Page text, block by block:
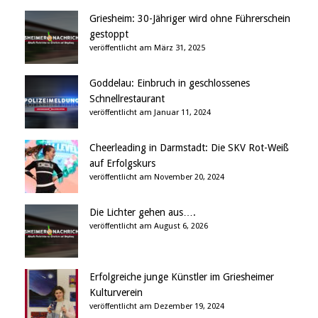
Griesheim: 30-Jähriger wird ohne Führerschein
gestoppt
veröffentlicht am März 31, 2025
Goddelau: Einbruch in geschlossenes
Schnellrestaurant
veröffentlicht am Januar 11, 2024
Cheerleading in Darmstadt: Die SKV Rot-Weiß
auf Erfolgskurs
veröffentlicht am November 20, 2024
Die Lichter gehen aus….
veröffentlicht am August 6, 2026
Erfolgreiche junge Künstler im Griesheimer
Kulturverein
veröffentlicht am Dezember 19, 2024